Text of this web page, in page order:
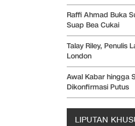
Raffi Ahmad Buka
Suap Bea Cukai
Talay Riley, Penulis
London
Awal Kabar hingga
Dikonfirmasi Putus
LIPUTAN